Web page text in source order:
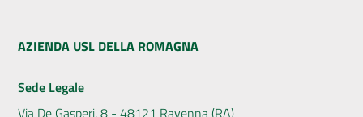
AZIENDA USL DELLA ROMAGNA
Sede Legale
Via De Gasperi, 8 - 48121 Ravenna (RA)